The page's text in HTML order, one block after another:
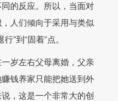
的反应。所以，当面对
人们倾向于采用与类似
”到“固着”点。
岁左右父母离婚，父亲
钱养家只能把她送到外
，这是一个非常大的创